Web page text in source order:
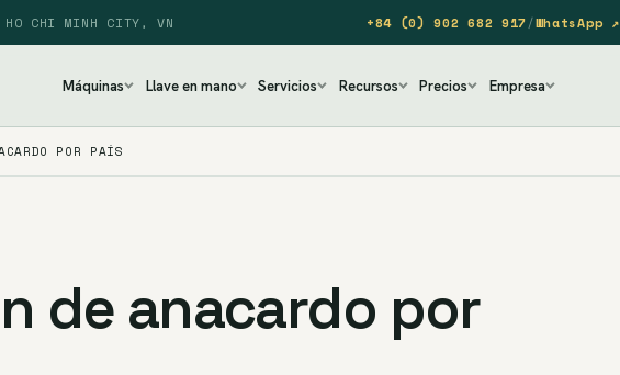
HO CHI MINH CITY, VN +84 (0) 902 682 917/WhatsApp ↗
Máquinas Llave en mano Servicios Recursos Precios Empresa
POR PAÍS
de anacardo por